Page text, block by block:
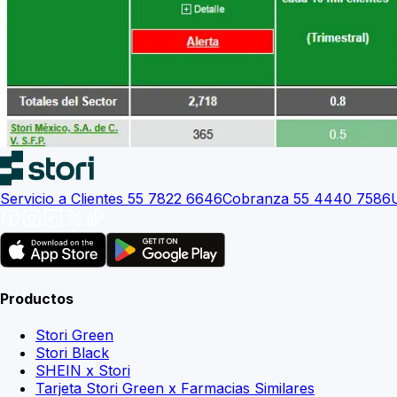
Servicio a Clientes 55 7822 6646Cobranza 55 4440 7586
Productos
Stori Green
Stori Black
SHEIN x Stori
Tarjeta Stori Green x Farmacias Similares